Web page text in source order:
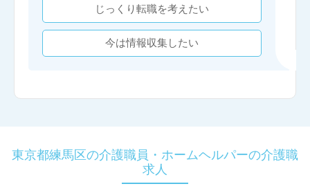
じっくり転職を考えたい
今は情報収集したい
東京都練馬区の介護職員・ホームヘルパーの介護職
求人